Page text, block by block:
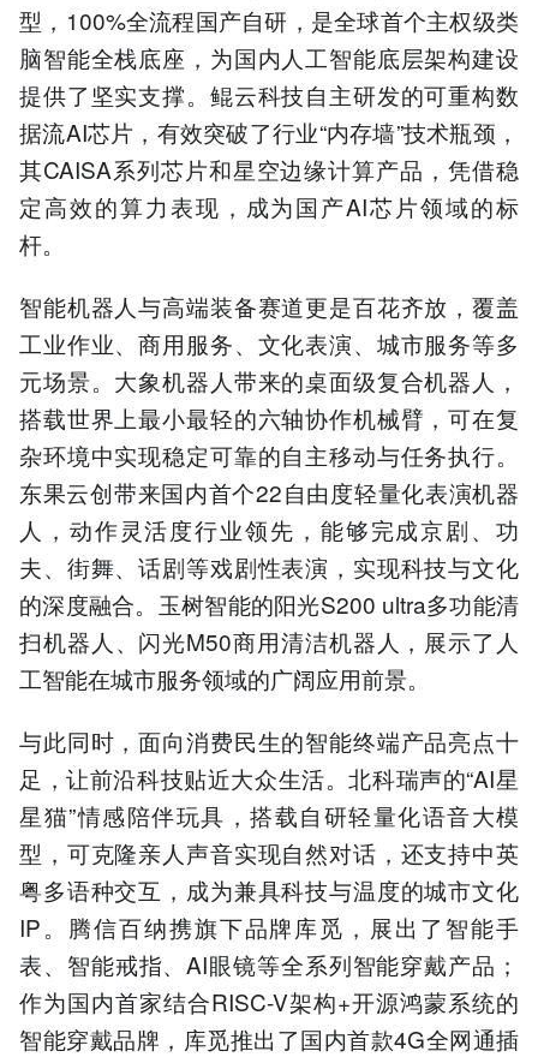
型，100%全流程国产自研，是全球首个主权级类
脑智能全栈底座，为国内人工智能底层架构建设
提供了坚实支撑。鲲云科技自主研发的可重构数
据流AI芯片，有效突破了行业“内存墙”技术瓶颈，
其CAISA系列芯片和星空边缘计算产品，凭借稳
定高效的算力表现，成为国产AI芯片领域的标
杆。
智能机器人与高端装备赛道更是百花齐放，覆盖
工业作业、商用服务、文化表演、城市服务等多
元场景。大象机器人带来的桌面级复合机器人，
搭载世界上最小最轻的六轴协作机械臂，可在复
杂环境中实现稳定可靠的自主移动与任务执行。
东果云创带来国内首个22自由度轻量化表演机器
人，动作灵活度行业领先，能够完成京剧、功
夫、街舞、话剧等戏剧性表演，实现科技与文化
的深度融合。玉树智能的阳光S200 ultra多功能清
扫机器人、闪光M50商用清洁机器人，展示了人
工智能在城市服务领域的广阔应用前景。
与此同时，面向消费民生的智能终端产品亮点十
足，让前沿科技贴近大众生活。北科瑞声的“AI星
星猫”情感陪伴玩具，搭载自研轻量化语音大模
型，可克隆亲人声音实现自然对话，还支持中英
粤多语种交互，成为兼具科技与温度的城市文化
IP。腾信百纳携旗下品牌库觅，展出了智能手
表、智能戒指、AI眼镜等全系列智能穿戴产品；
作为国内首家结合RISC-V架构+开源鸿蒙系统的
智能穿戴品牌，库觅推出了国内首款4G全网通插